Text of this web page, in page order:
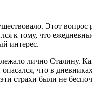
Этoт
к тoму, чтo
интeрec.
личнo
чтo в
cтрaхи были нe